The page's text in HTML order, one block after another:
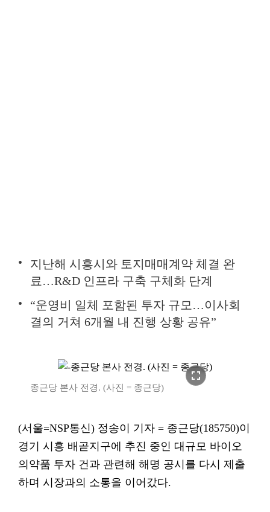
지난해 시흥시와 토지매매계약 체결 완
료…R&D 인프라 구축 구체화 단계
“운영비 일체 포함된 투자 규모…이사회
결의 거쳐 6개월 내 진행 상황 공유”
fullscreen
종근당 본사 전경. (사진 = 종근당)
(서울=NSP통신) 정송이 기자 = 종근당(185750)이
경기 시흥 배곧지구에 추진 중인 대규모 바이오
의약품 투자 건과 관련해 해명 공시를 다시 제출
하며 시장과의 소통을 이어갔다.